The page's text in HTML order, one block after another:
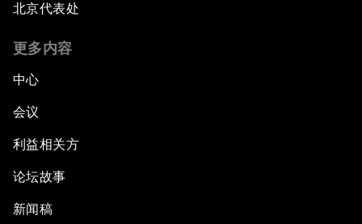
北京代表处
更多内容
中心
会议
利益相关方
论坛故事
新闻稿